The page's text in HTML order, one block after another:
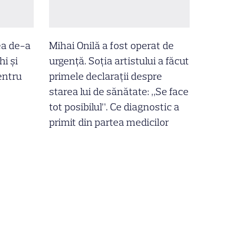
de-a
și
Mihai Onilă a fost operat de
urgență. Soția artistului a făcut
primele declarații despre
starea lui de sănătate: „Se face
tot posibilul”. Ce diagnostic a
primit din partea medicilor